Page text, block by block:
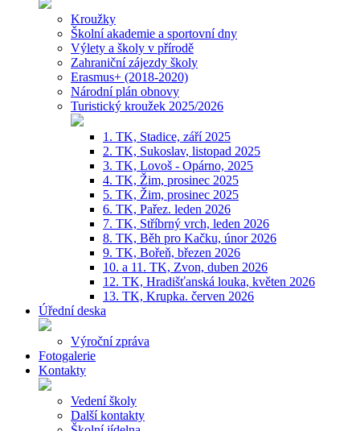
Kroužky
Školní akademie a sportovní dny
Výlety a školy v přírodě
Zahraniční zájezdy školy
Erasmus+ (2018-2020)
Národní plán obnovy
Turistický kroužek 2025/2026
1. TK, Stadice, září 2025
2. TK, Sukoslav, listopad 2025
3. TK, Lovoš - Opárno, 2025
4. TK, Žim, prosinec 2025
5. TK, Žim, prosinec 2025
6. TK, Pařez. leden 2026
7. TK, Stříbrný vrch, leden 2026
8. TK, Běh pro Kačku, únor 2026
9. TK, Bořeň, březen 2026
10. a 11. TK, Zvon, duben 2026
12. TK, Hradišťanská louka, květen 2026
13. TK, Krupka. červen 2026
Úřední deska
Výroční zpráva
Fotogalerie
Kontakty
Vedení školy
Další kontakty